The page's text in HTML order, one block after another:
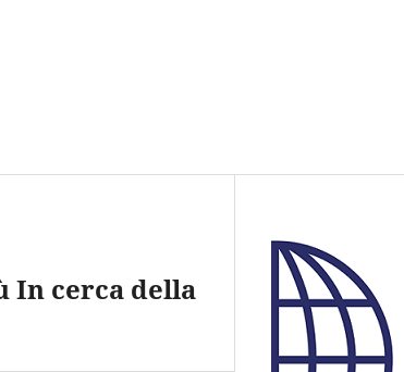
In cerca della